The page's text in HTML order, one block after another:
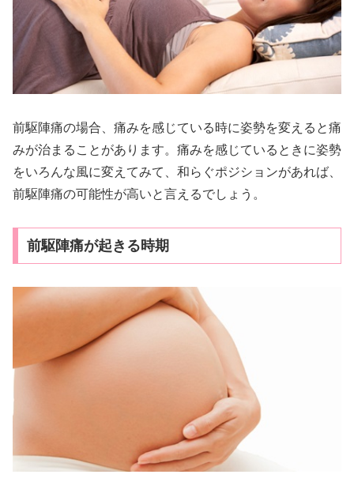
前駆陣痛の場合、痛みを感じている時に姿勢を変えると痛
みが治まることがあります。痛みを感じているときに姿勢
をいろんな風に変えてみて、和らぐポジションがあれば、
前駆陣痛の可能性が高いと言えるでしょう。
前駆陣痛が起きる時期